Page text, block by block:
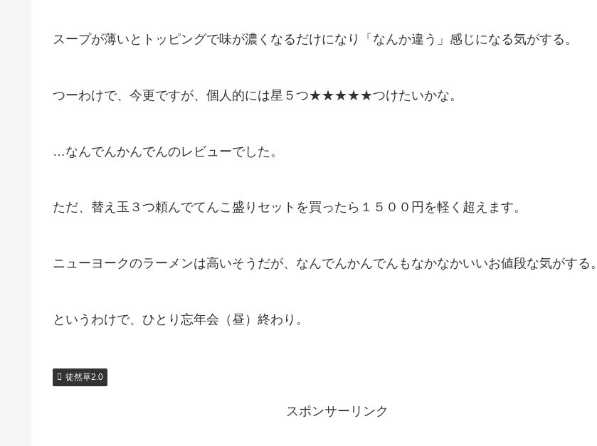
スープが薄いとトッピングで味が濃くなるだけになり「なんか違う」感じになる気がする。
つーわけで、今更ですが、個人的には星５つ★★★★★つけたいかな。
…なんでんかんでんのレビューでした。
ただ、替え玉３つ頼んでてんこ盛りセットを買ったら１５００円を軽く超えます。
ニューヨークのラーメンは高いそうだが、なんでんかんでんもなかなかいいお値段な気がする。
というわけで、ひとり忘年会（昼）終わり。
徒然草2.0
スポンサーリンク